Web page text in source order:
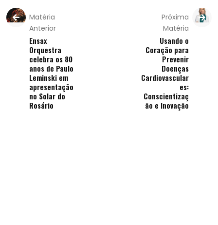
Matéria
Anterior
Ensax
Orquestra
celebra os 80
anos de Paulo
Leminski em
apresentação
no Solar do
Rosário
Próxima
Matéria
Usando o
Coração para
Prevenir
Doenças
Cardiovascular
es:
Conscientizaç
ão e Inovação